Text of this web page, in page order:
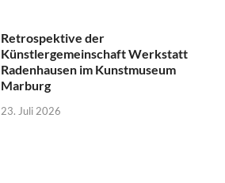
Retrospektive der
Künstlergemeinschaft Werkstatt
Radenhausen im Kunstmuseum
Marburg
23. Juli 2026